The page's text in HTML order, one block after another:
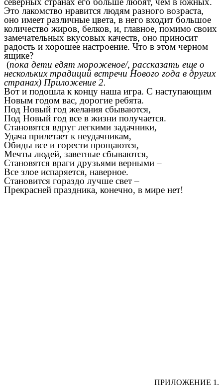
Это лакомство нравится людям разного возраста,
оно имеет различные цвета, в него входит большое
количество жиров, белков, и, главное, помимо своих
замечательных вкусовых качеств, оно приносит
радость и хорошее настроение. Что в этом черном
ящике?
(пока дети едят мороженое/, рассказать еще о
нескольких традиций встречи Нового года в других
странах) Приложение 2.
Вот и подошла к концу наша игра. С наступающим
Новым годом вас, дорогие ребята.
Под Новый год желания сбываются,
Под Новый год все в жизни получается.
Становятся вдруг легкими задачники,
Удача прилетает к неудачникам,
Обиды все и горести прощаются,
Мечты людей, заветные сбываются,
Становятся враги друзьями верными –
Все злое испаряется, наверное.
Становится гораздо лучше свет –
Прекрасней праздника, конечно, в мире нет!
ПРИЛОЖЕНИЕ 1.